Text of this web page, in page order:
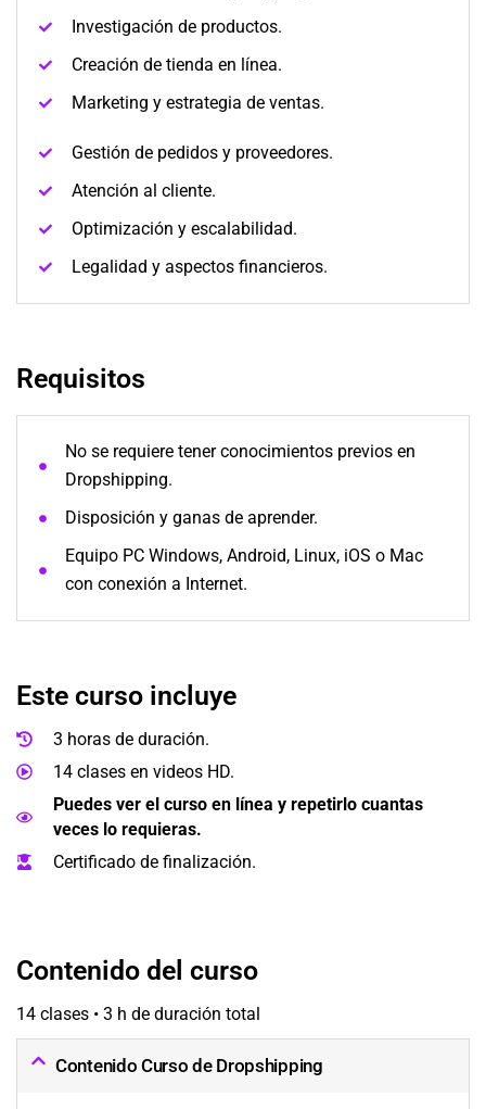
Investigación de productos.
Creación de tienda en línea.
Marketing y estrategia de ventas.
Gestión de pedidos y proveedores.
Atención al cliente.
Optimización y escalabilidad.
Legalidad y aspectos financieros.
Requisitos
No se requiere tener conocimientos previos en
Dropshipping.
Disposición y ganas de aprender.
Equipo PC Windows, Android, Linux, iOS o Mac
con conexión a Internet.
Este curso incluye
3 horas de duración.
14 clases en videos HD.
Puedes ver el curso en línea y repetirlo cuantas
veces lo requieras.
Certificado de finalización.
Contenido del curso
14 clases • 3 h de duración total
Contenido Curso de Dropshipping